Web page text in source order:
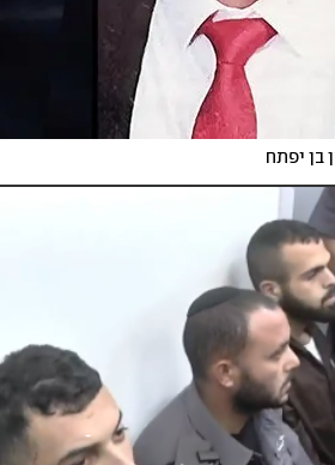
בן יפתח